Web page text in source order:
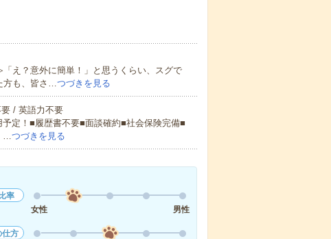
え？意外に簡単！」と思うくらい、スグで
方も、皆さ…つづきを見る
/ 英語力不要
定！■履歴書不要■面談確約■社会保険完備■
…つづきを見る
率
女性
男性
仕方